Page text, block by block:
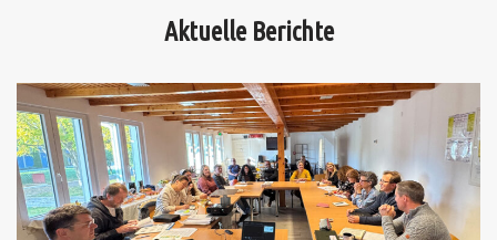
Aktuelle Berichte